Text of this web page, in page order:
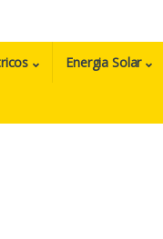
Energia Solar